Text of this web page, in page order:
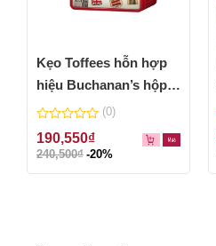
Kẹo Toffees hỗn hợp
hiệu Buchanan’s hộp
thiếc 160g
0
out
of
5
(0)
190,550₫
240,500₫ -20%